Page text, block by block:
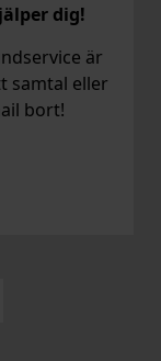
dig!
är
samtal eller
bort!